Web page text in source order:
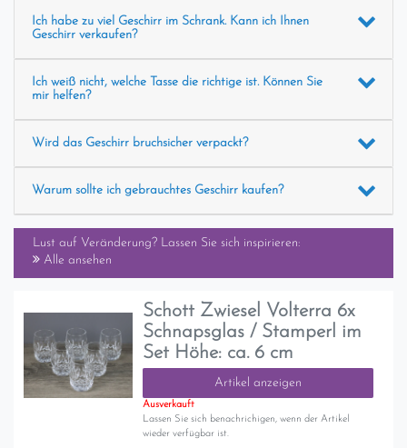
Ich habe zu viel Geschirr im Schrank. Kann ich Ihnen
Geschirr verkaufen?
Ich weiß nicht, welche Tasse die richtige ist. Können Sie
mir helfen?
Wird das Geschirr bruchsicher verpackt?
Warum sollte ich gebrauchtes Geschirr kaufen?
Lust auf Veränderung? Lassen Sie sich inspirieren:
Alle ansehen
Schott Zwiesel Volterra 6x
Schnapsglas / Stamperl im
Set Höhe: ca. 6 cm
Artikel anzeigen
Ausverkauft
Lassen Sie sich benachrichigen, wenn der Artikel
wieder verfügbar ist.